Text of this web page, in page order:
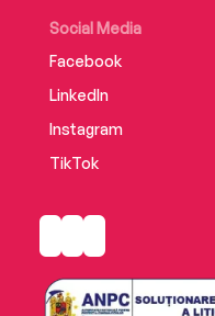
Social Media
Facebook
LinkedIn
Instagram
TikTok